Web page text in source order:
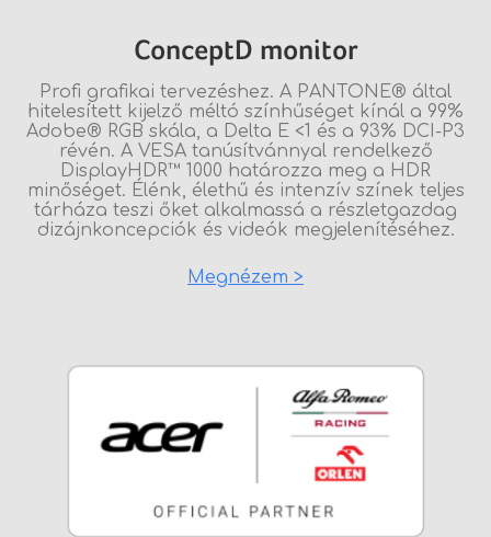
ConceptD monitor
Profi grafikai tervezéshez. A PANTONE® által
hitelesített kijelző méltó színhűséget kínál a 99%
Adobe® RGB skála, a Delta E <1 és a 93% DCI-P3
révén. A VESA tanúsítvánnyal rendelkező
DisplayHDR™ 1000 határozza meg a HDR
minőséget. Élénk, élethű és intenzív színek teljes
tárháza teszi őket alkalmassá a részletgazdag
dizájnkoncepciók és videók megjelenítéséhez.
Megnézem >